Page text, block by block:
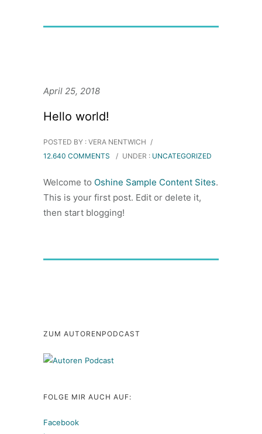
April 25, 2018
Hello world!
POSTED BY : VERA NENTWICH /
12.640 COMMENTS
/ UNDER : UNCATEGORIZED
Welcome to Oshine Sample Content Sites.
This is your first post. Edit or delete it,
then start blogging!
ZUM AUTORENPODCAST
FOLGE MIR AUCH AUF:
Facebook